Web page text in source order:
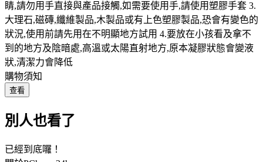
睛,請勿用手直接與產品接觸,如需要使用手,請使用塑膠手套 3.
大理石,磁磚,纖維製品,木製品或有上色塑膠製品,恐會有變色的
狀況,使用前請先用在不明顯地方試用 4.要放在小孩看及拿不
到的地方及陰暗處,高溫或太陽直射地方,原本凝膠狀態會變液
狀,清潔力會降低
購物須知
查看
別人也看了
已經到底囉！